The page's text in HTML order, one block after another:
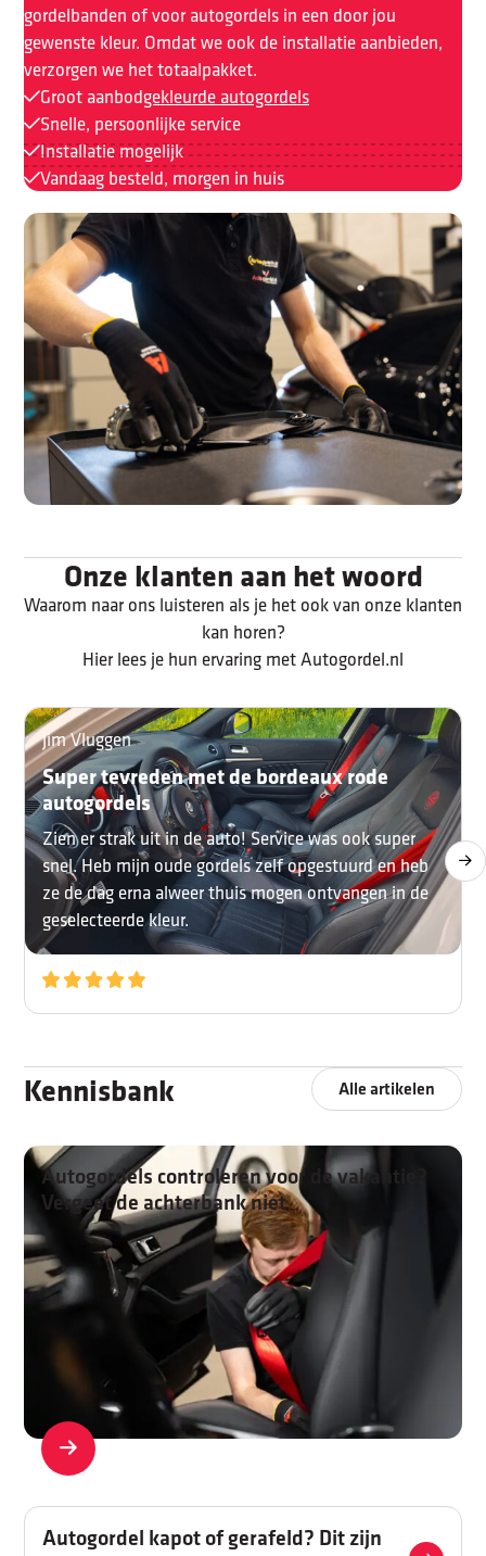
gordelbanden of voor autogordels in een door jou
gewenste kleur. Omdat we ook de installatie aanbieden,
verzorgen we het totaalpakket.
Groot aanbodgekleurde autogordels
Snelle, persoonlijke service
Installatie mogelijk
Vandaag besteld, morgen in huis
Onze klanten aan het woord
Waarom naar ons luisteren als je het ook van onze klanten
kan horen?
Hier lees je hun ervaring met Autogordel.nl
Jim Vluggen
Super tevreden met de bordeaux rode
autogordels
Zien er strak uit in de auto! Service was ook super
snel. Heb mijn oude gordels zelf opgestuurd en heb
ze de dag erna alweer thuis mogen ontvangen in de
geselecteerde kleur.
Kennisbank Alle artikelen
Autogordels controleren voor de vakantie?
Vergeet de achterbank niet
Autogordel kapot of gerafeld? Dit zijn